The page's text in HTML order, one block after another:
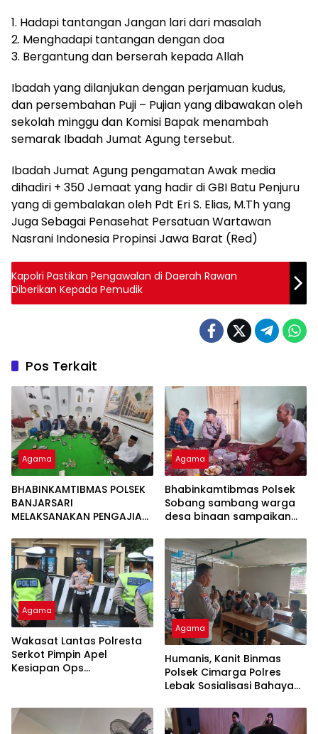
1. Hadapi tantangan Jangan lari dari masalah
2. Menghadapi tantangan dengan doa
3. Bergantung dan berserah kepada Allah
Ibadah yang dilanjukan dengan perjamuan kudus,
dan persembahan Puji – Pujian yang dibawakan oleh
sekolah minggu dan Komisi Bapak menambah
semarak Ibadah Jumat Agung tersebut.
Ibadah Jumat Agung pengamatan Awak media
dihadiri + 350 Jemaat yang hadir di GBI Batu Penjuru
yang di gembalakan oleh Pdt Eri S. Elias, M.Th yang
Juga Sebagai Penasehat Persatuan Wartawan
Nasrani Indonesia Propinsi Jawa Barat (Red)
Kapolri Pastikan Pengawalan di Daerah Rawan
Diberikan Kepada Pemudik
Pos Terkait
Agama
BHABINKAMTIBMAS POLSEK
BANJARSARI
MELAKSANAKAN PENGAJIAN
MASYARAKAT DESA CIRUJI
KECAMATAN BANJARSARI
KAB LEBAK
Agama
Bhabinkamtibmas Polsek
Sobang sambang warga
desa binaan sampaikan
Agama
Wakasat Lantas Polresta
Serkot Pimpin Apel
Kesiapan Ops
Agama
Humanis, Kanit Binmas
Polsek Cimarga Polres
Lebak Sosialisasi Bahaya
Remaja, Tawuran, Balap
Liar, Asusila Dan Genk